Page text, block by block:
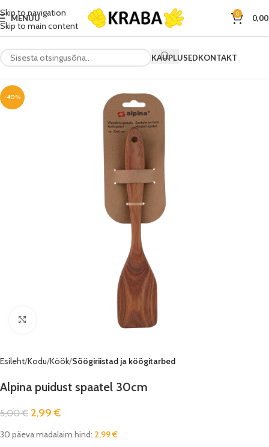
Skip to navigation
Skip to main content
MENÜÜ 0
KAUPLUSEDKONTAKT
-40%
Esileht Kodu Köök Söögiriistad ja köögitarbed
Alpina puidust spaatel 30cm
5,00€ 2,99€
30 päeva madalaim hind: 2,99€